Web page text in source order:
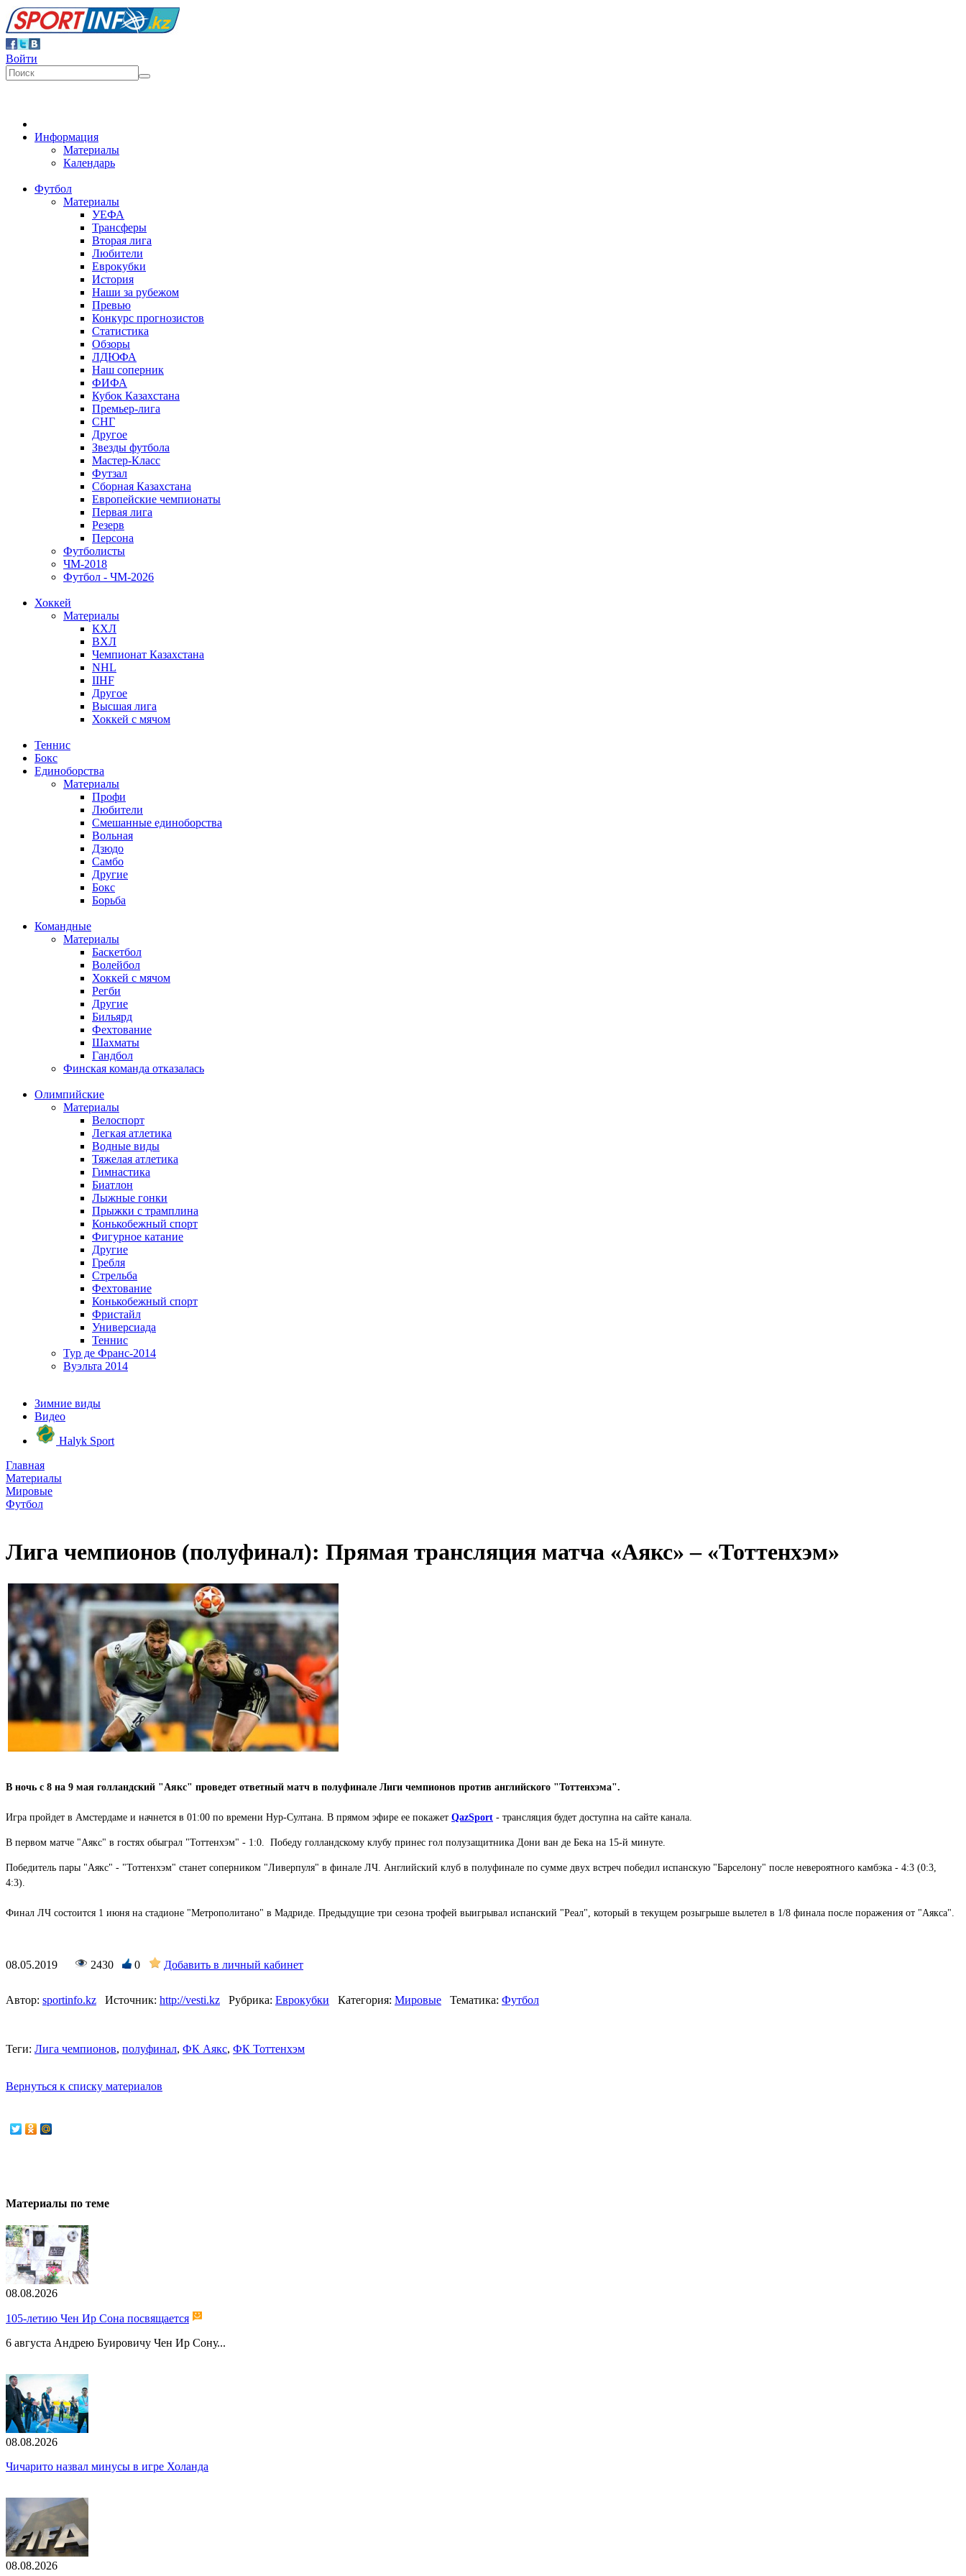
Войти
Информация
Материалы
Календарь
Футбол
Материалы
УЕФА
Трансферы
Вторая лига
Любители
Еврокубки
История
Наши за рубежом
Превью
Конкурс прогнозистов
Статистика
Обзоры
ЛДЮФА
Наш соперник
ФИФА
Кубок Казахстана
Премьер-лига
СНГ
Другое
Звезды футбола
Мастер-Класс
Футзал
Сборная Казахстана
Европейские чемпионаты
Первая лига
Резерв
Персона
Футболисты
ЧМ-2018
Футбол - ЧМ-2026
Хоккей
Материалы
КХЛ
ВХЛ
Чемпионат Казахстана
NHL
IIHF
Другое
Высшая лига
Хоккей с мячом
Теннис
Бокс
Единоборства
Материалы
Профи
Любители
Смешанные единоборства
Вольная
Дзюдо
Самбо
Другие
Бокс
Борьба
Командные
Материалы
Баскетбол
Волейбол
Хоккей с мячом
Регби
Другие
Бильярд
Фехтование
Шахматы
Гандбол
Финская команда отказалась
Олимпийские
Материалы
Велоспорт
Легкая атлетика
Водные виды
Тяжелая атлетика
Гимнастика
Биатлон
Лыжные гонки
Прыжки с трамплина
Конькобежный спорт
Фигурное катание
Другие
Гребля
Стрельба
Фехтование
Конькобежный спорт
Фристайл
Универсиада
Теннис
Тур де Франс-2014
Вуэльта 2014
Зимние виды
Видео
Halyk Sport
Главная
Материалы
Мировые
Футбол
Лига чемпионов (полуфинал): Прямая трансляция матча «Аякс» – «Тоттенхэм»
В ночь с 8 на 9 мая голландский "Аякс" проведет ответный матч в полуфинале Лиги чемпионов против английского "Тоттенхэма".
Игра пройдет в Амстердаме и начнется в 01:00 по времени Нур-Султана. В прямом эфире ее покажет QazSport - трансляция будет доступна на сайте канала.
В первом матче "Аякс" в гостях обыграл "Тоттенхэм" - 1:0. Победу голландскому клубу принес гол полузащитника Дони ван де Бека на 15-й минуте.
Победитель пары "Аякс" - "Тоттенхэм" станет соперником "Ливерпуля" в финале ЛЧ. Английский клуб в полуфинале по сумме двух встреч победил испанскую "Барселону" после невероятного камбэка - 4:3 (0:3,
4:3).
Финал ЛЧ состоится 1 июня на стадионе "Метрополитано" в Мадриде. Предыдущие три сезона трофей выигрывал испанский "Реал", который в текущем розыгрыше вылетел в 1/8 финала после поражения от "Аякса".
08.05.2019 2430 0 Добавить в личный кабинет
Автор: sportinfo.kz Источник: http://vesti.kz Рубрика: Еврокубки Категория: Мировые Тематика: Футбол
Теги: Лига чемпионов, полуфинал, ФК Аякс, ФК Тоттенхэм
Вернуться к списку материалов
Материалы по теме
08.08.2026
105-летию Чен Ир Сона посвящается
6 августа Андрею Буировичу Чен Ир Сону...
08.08.2026
Чичарито назвал минусы в игре Холанда
08.08.2026